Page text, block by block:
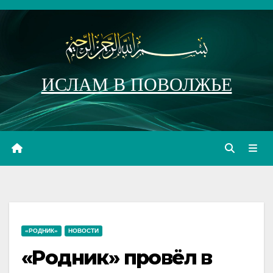
Перейти
ИСЛАМ В ПОВОЛЖЬЕ
«РОДНИК» НОВОСТИ
«Родник» провёл в